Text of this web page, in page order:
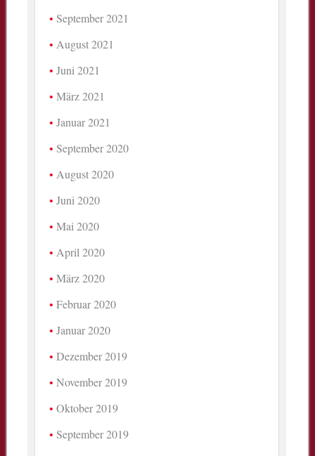
September 2021
August 2021
Juni 2021
März 2021
Januar 2021
September 2020
August 2020
Juni 2020
Mai 2020
April 2020
März 2020
Februar 2020
Januar 2020
Dezember 2019
November 2019
Oktober 2019
September 2019